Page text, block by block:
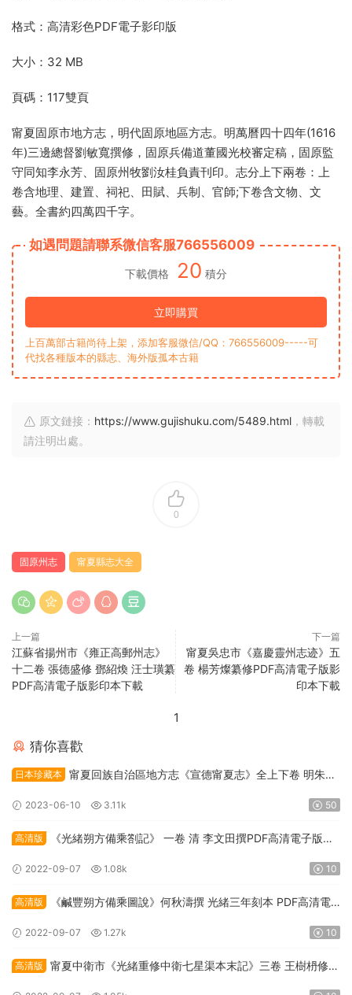
格式：高清彩色PDF電子影印版
大小：32 MB
頁碼：117雙頁
甯夏固原市地方志，明代固原地區方志。明萬曆四十四年(1616
年)三邊總督劉敏寬撰修，固原兵備道董國光校審定稿，固原監
守同知李永芳、固原州牧劉汝桂負責刊印。志分上下兩卷：上
卷含地理、建置、祠祀、田賦、兵制、官師;下卷含文物、文
藝。全書約四萬四千字。
如遇問題請聯系微信客服766556009
下載價格 20 積分
立即購買
上百萬部古籍尚待上架，添加客服微信/QQ：766556009-----可
代找各種版本的縣志、海外版孤本古籍
原文鏈接： https://www.gujishuku.com/5489.html ，轉載
請注明出處。
0
固原州志 甯夏縣志大全
上一篇
江蘇省揚州市《雍正高郵州志》
十二卷 張德盛修 鄧紹煥 汪士璜纂
PDF高清電子版影印本下載
下一篇
甯夏吳忠市《嘉慶靈州志迹》五
卷 楊芳燦纂修PDF高清電子版影
印本下載
1
猜你喜歡
日本珍藏本 甯夏回族自治區地方志《宣德甯夏志》全上下卷 明朱栴
2023-06-10 3.11k 50
高清版
《光緒朔方備乘劄記》 一卷 清 李文田撰PDF高清電子版影
2022-09-07 1.08k 10
高清版
《鹹豐朔方備乘圖說》何秋濤撰 光緒三年刻本 PDF高清電
2022-09-07 1.27k 10
高清版
甯夏中衛市《光緒重修中衛七星渠本末記》三卷 王樹枬修纂